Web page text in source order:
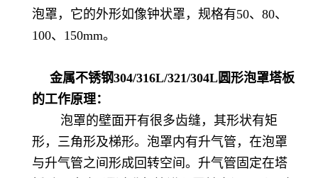
泡罩，它的外形如像钟状罩，规格有50、80、
100、150mm。
金属不锈钢304/316L/321/304L圆形泡罩塔板
的工作原理：
泡罩的壁面开有很多齿缝，其形状有矩
形，三角形及梯形。泡罩内有升气管，在泡罩
与升气管之间形成回转空间。升气管固定在塔